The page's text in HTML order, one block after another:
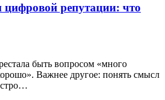
цифровой репутации: что
быть вопросом «много
Важнее другое: понять смысл